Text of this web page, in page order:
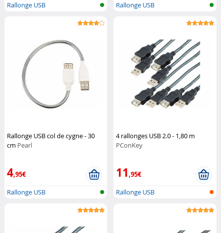
Rallonge USB
Rallonge USB
Rallonge USB col de cygne - 30
cm Pearl
4,95€
Rallonge USB
4 rallonges USB 2.0 - 1,80 m
PConKey
11,95€
Rallonge USB